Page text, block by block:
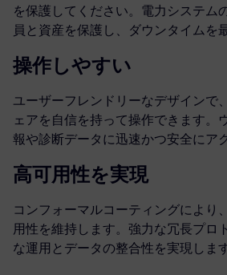
を保護してください。電力システム
員と資産を保護し、ダウンタイムを
操作しやすい
ユーザーフレンドリーなデザインで
ェアを自信を持って操作できます。
報や診断データに迅速かつ安全にア
高可用性を実現
コンフォーマルコーティングにより
用性を維持します。強力な冗長プロ
な運用とデータの整合性を実現します